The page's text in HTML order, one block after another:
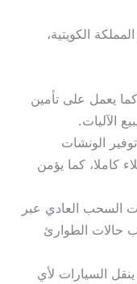
الكويتية،
يعمل على تأمين
الونشات
كاملا، كما يؤمن
السحب العادي عبر
حالات الطوارئ
السيارات لأي